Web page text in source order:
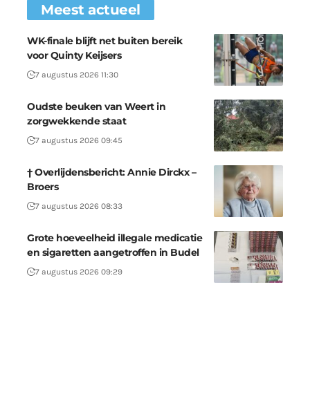
Meest actueel
WK-finale blijft net buiten bereik
voor Quinty Keijsers
7 augustus 2026 11:30
Oudste beuken van Weert in
zorgwekkende staat
7 augustus 2026 09:45
† Overlijdensbericht: Annie Dirckx –
Broers
7 augustus 2026 08:33
Grote hoeveelheid illegale medicatie
en sigaretten aangetroffen in Budel
7 augustus 2026 09:29